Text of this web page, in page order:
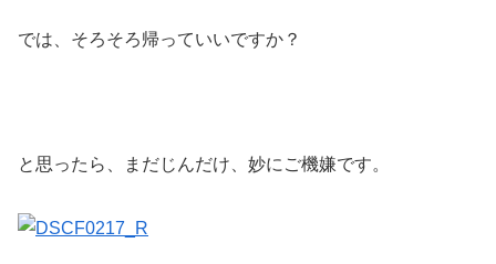
では、そろそろ帰っていいですか？
と思ったら、まだじんだけ、妙にご機嫌です。